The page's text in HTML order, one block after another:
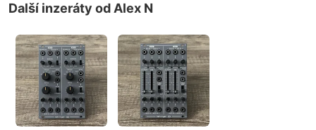
Další inzeráty od Alex N